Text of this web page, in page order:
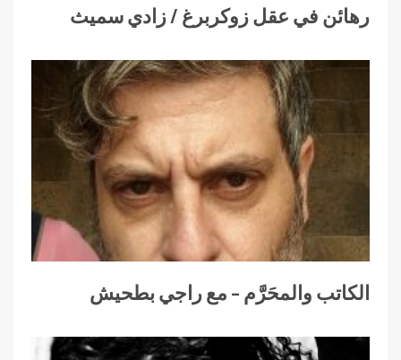
رهائن في عقل زوكربرغ / زادي سميث
الكاتب والمحَرَّم – مع راجي بطحيش